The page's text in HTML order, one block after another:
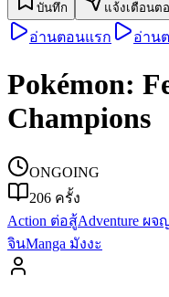
บันทึก แจ้งเตือนต
อ่านตอนแรก อ่าน
Pokémon:
Champions
ONGOING
206 ครั้ง
Action ต่อสู้Adventure ผจ
จินManga มังงะ